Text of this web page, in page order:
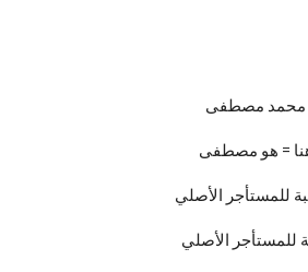
محمد مصطفى
= هو مصطفى
للمستأجر الأصلي
للمستأجر الأصلي